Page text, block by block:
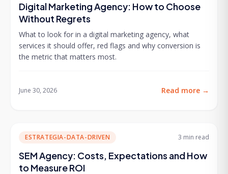
Digital Marketing Agency: How to Choose
Without Regrets
What to look for in a digital marketing agency, what
services it should offer, red flags and why conversion is
the metric that matters most.
June 30, 2026 Read more →
ESTRATEGIA-DATA-DRIVEN 3 min read
SEM Agency: Costs, Expectations and How
to Measure ROI